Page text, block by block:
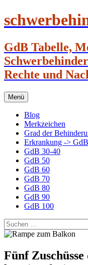
GdB Tabelle,
Rechte und
Menü Zum
Inhalt
springen
Blog
Merkzeichen
Grad der
Erkrankung -> GdB
GdB 30-40
GdB 50
GdB 60
GdB 70
GdB 80
GdB 90
GdB 100
Suchen
nach:
Fünf